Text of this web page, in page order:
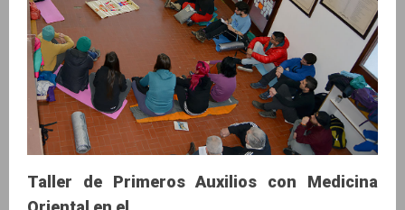
Taller de Primeros Auxilios con Medicina